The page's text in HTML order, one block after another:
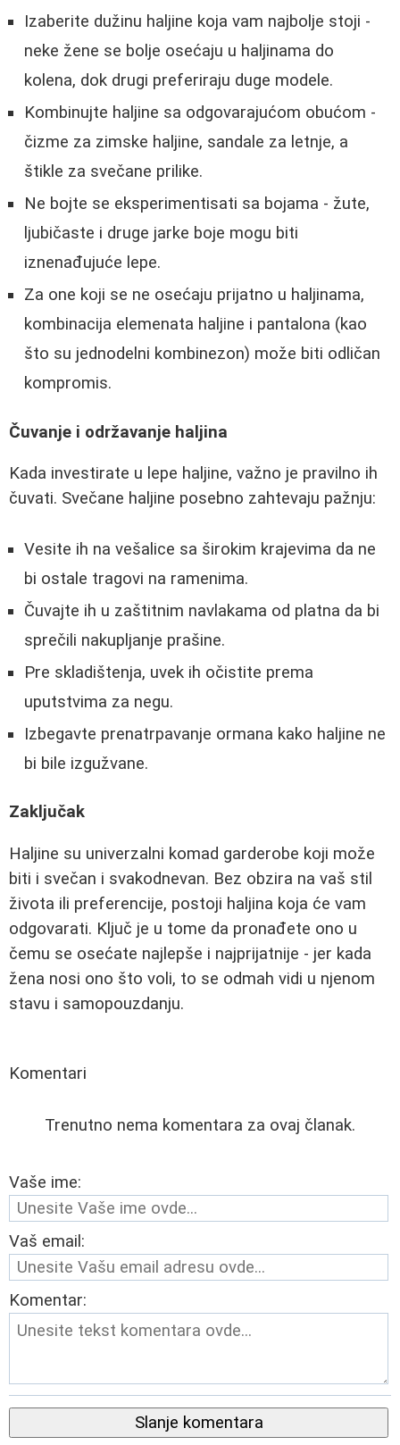
Izaberite dužinu haljine koja vam najbolje stoji -
neke žene se bolje osećaju u haljinama do
kolena, dok drugi preferiraju duge modele.
Kombinujte haljine sa odgovarajućom obućom -
čizme za zimske haljine, sandale za letnje, a
štikle za svečane prilike.
Ne bojte se eksperimentisati sa bojama - žute,
ljubičaste i druge jarke boje mogu biti
iznenađujuće lepe.
Za one koji se ne osećaju prijatno u haljinama,
kombinacija elemenata haljine i pantalona (kao
što su jednodelni kombinezon) može biti odličan
kompromis.
Čuvanje i održavanje haljina
Kada investirate u lepe haljine, važno je pravilno ih
čuvati. Svečane haljine posebno zahtevaju pažnju:
Vesite ih na vešalice sa širokim krajevima da ne
bi ostale tragovi na ramenima.
Čuvajte ih u zaštitnim navlakama od platna da bi
sprečili nakupljanje prašine.
Pre skladištenja, uvek ih očistite prema
uputstvima za negu.
Izbegavte prenatrpavanje ormana kako haljine ne
bi bile izgužvane.
Zaključak
Haljine su univerzalni komad garderobe koji može
biti i svečan i svakodnevan. Bez obzira na vaš stil
života ili preferencije, postoji haljina koja će vam
odgovarati. Ključ je u tome da pronađete ono u
čemu se osećate najlepše i najprijatnije - jer kada
žena nosi ono što voli, to se odmah vidi u njenom
stavu i samopouzdanju.
Komentari
Trenutno nema komentara za ovaj članak.
Vaše ime:
Vaš email:
Komentar:
Slanje komentara